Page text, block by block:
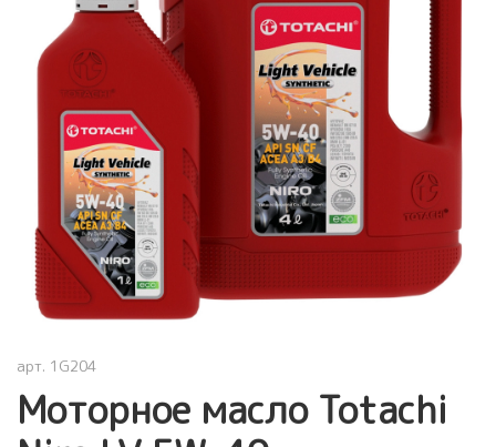
арт. 1G204
Моторное масло Totachi